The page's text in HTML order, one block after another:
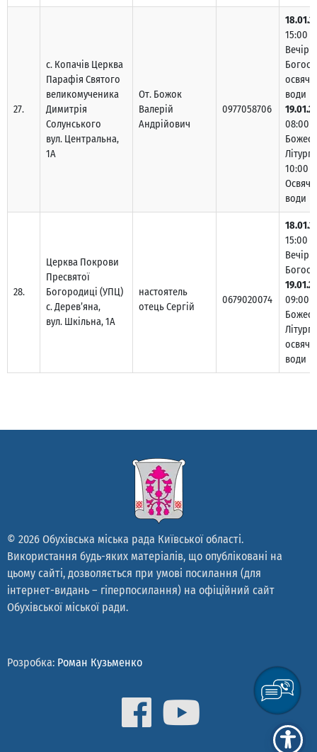
27.
с. Копачів Церква
Парафія Святого
великомученика
Димитрія
Солунського
вул. Центральна,
1А
От. Божок
Валерій
Андрійович
0977058706
15:00 –
води
08:00 –
10:00 –
води
28.
Церква Покрови
Пресвятої
Богородиці (УПЦ)
с. Дерев’яна,
вул. Шкільна, 1А
настоятель
отець Сергій
0679020074
15:00 –
09:00 –
води
© 2026 Обухівська міська рада Київської області.
Використання будь-яких матеріалів, що опубліковані на
цьому сайті, дозволяється при умові посилання (для
інтернет-видань – гіперпосилання) на офіційний сайт
Обухівської міської ради.
Розробка: Роман Кузьменко